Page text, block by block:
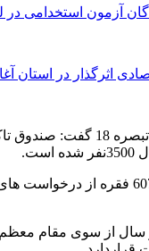
آزمون استخدامی در
اثرگذار در استان
سال از سوی مقام